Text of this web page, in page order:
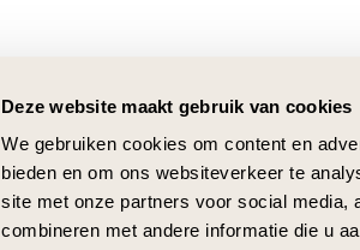
Deze website maakt gebruik van cookies
We gebruiken cookies om content en
bieden en om ons websiteverkeer te
site met onze partners voor social media,
combineren met andere informatie die u